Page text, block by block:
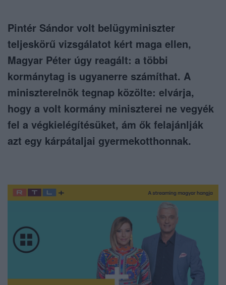
Pintér Sándor volt belügyminiszter
teljeskörű vizsgálatot kért maga ellen,
Magyar Péter úgy reagált: a többi
kormánytag is ugyanerre számíthat. A
miniszterelnök tegnap közölte: elvárja,
hogy a volt kormány miniszterei ne vegyék
fel a végkielégítésüket, ám ők felajánlják
azt egy kárpátaljai gyermekotthonnak.